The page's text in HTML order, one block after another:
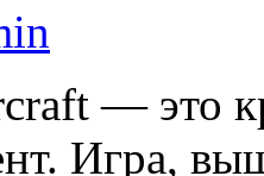
— это
Игра,